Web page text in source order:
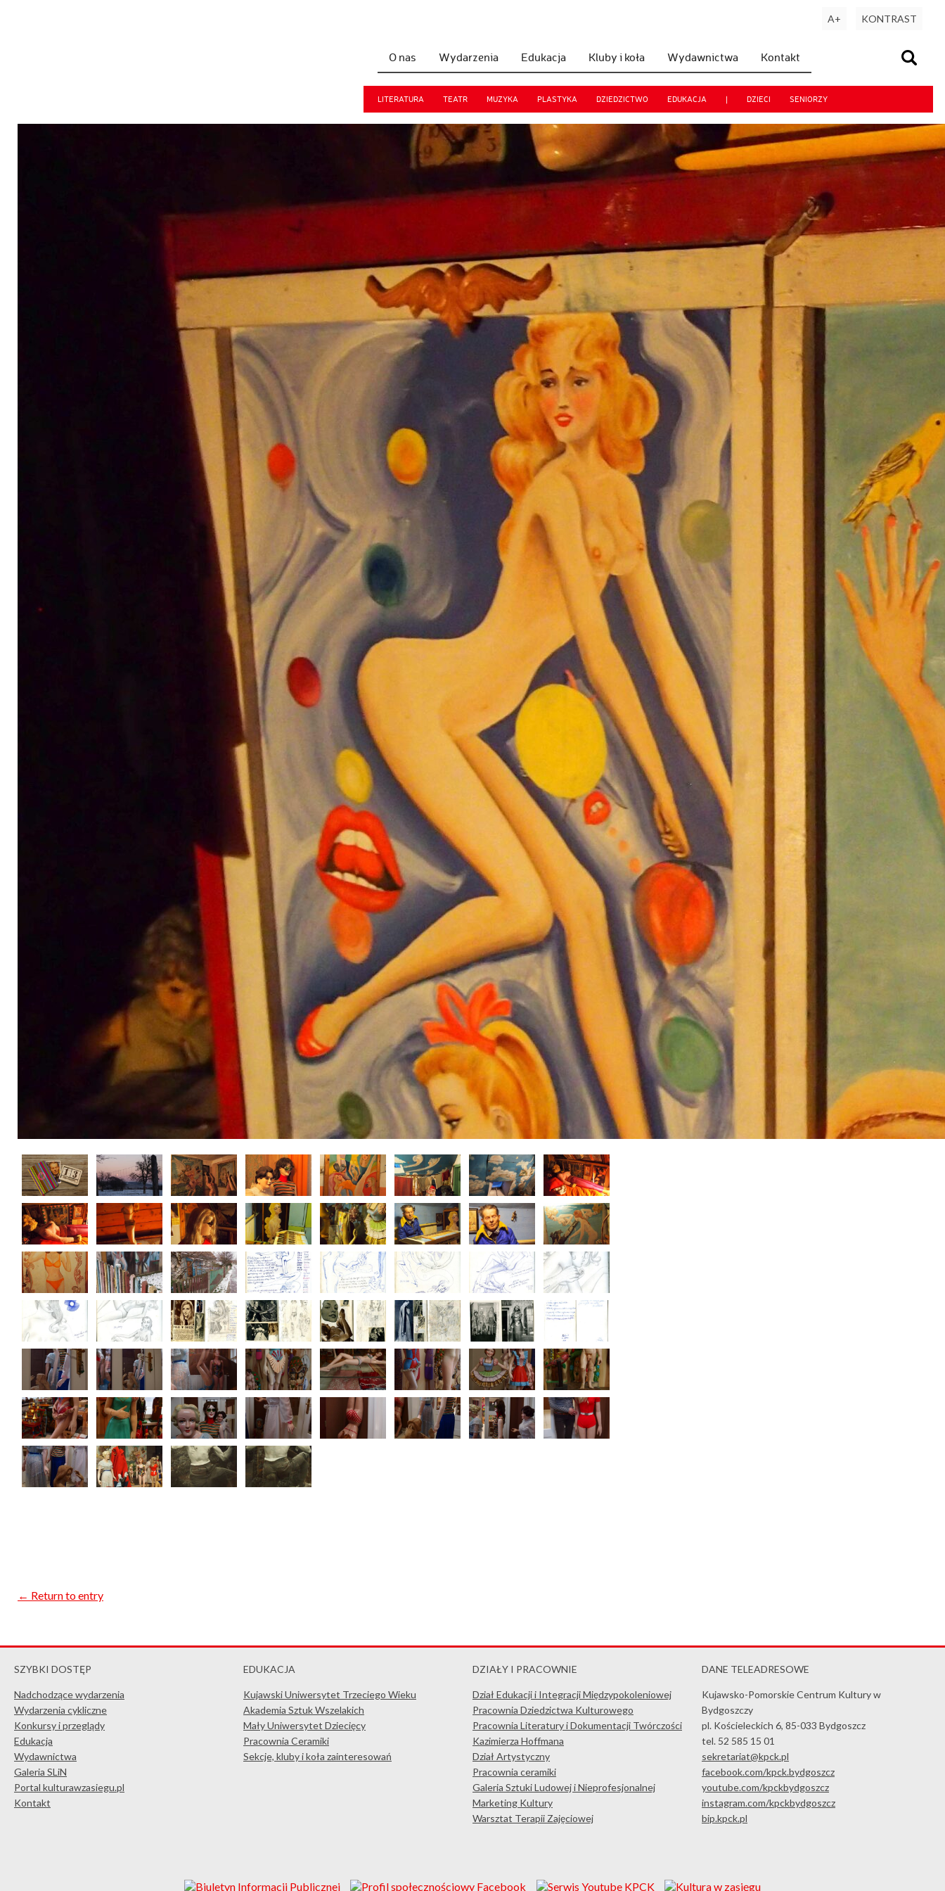
O nas Wydarzenia Edukacja Kluby i koła Wydawnictwa Kontakt
LITERATURA TEATR MUZYKA PLASTYKA DZIEDZICTWO EDUKACJA | DZIECI SENIORZY
A+ KONTRAST
← Return to entry
SZYBKI DOSTĘP
Nadchodzące wydarzenia
Wydarzenia cykliczne
Konkursy i przeglądy
Edukacja
Wydawnictwa
Galeria SLiN
Portal kulturawzasiegu.pl
Kontakt
EDUKACJA
Kujawski Uniwersytet Trzeciego Wieku
Akademia Sztuk Wszelakich
Mały Uniwersytet Dziecięcy
Pracownia Ceramiki
Sekcje, kluby i koła zainteresowań
DZIAŁY I PRACOWNIE
Dział Edukacji i Integracji Międzypokoleniowej
Pracownia Dziedzictwa Kulturowego
Pracownia Literatury i Dokumentacji Twórczości
Kazimierza Hoffmana
Dział Artystyczny
Pracownia ceramiki
Galeria Sztuki Ludowej i Nieprofesjonalnej
Marketing Kultury
Warsztat Terapii Zajęciowej
DANE TELEADRESOWE
Kujawsko-Pomorskie Centrum Kultury w
Bydgoszczy
pl. Kościeleckich 6, 85-033 Bydgoszcz
tel. 52 585 15 01
sekretariat@kpck.pl
facebook.com/kpck.bydgoszcz
youtube.com/kpckbydgoszcz
instagram.com/kpckbydgoszcz
bip.kpck.pl